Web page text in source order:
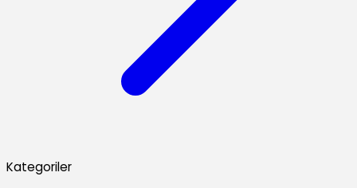
Kategoriler